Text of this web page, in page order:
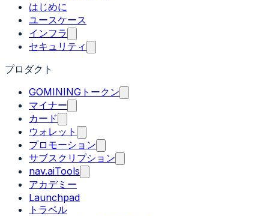
はじめに
ユースケース
インフラ
セキュリティ
プロダクト
GOMININGトークン
マイナー
カード
ウォレット
プロモーション
サブスクリプション
nav.aiTools
アカデミー
Launchpad
トラベル